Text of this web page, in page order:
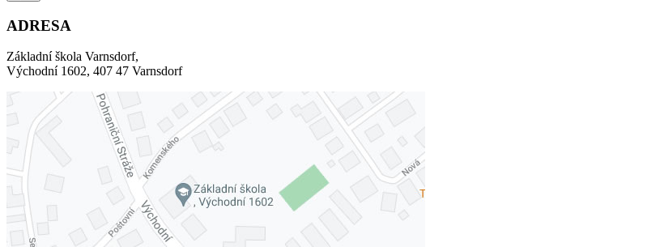
ADRESA
Základní škola Varnsdorf,
Východní 1602, 407 47 Varnsdorf